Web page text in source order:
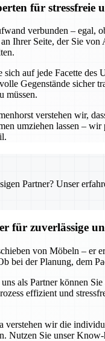
für stressfreie
verbunden – egal,
Ihrer Seite, der Sie
auf jede Facette
Gegenstände sicher
müssen.
verstehen wir,
umziehen lassen –
Partner? Unser
für zuverlässige
von Möbeln –
bei der Planung, dem
als Partner können
effizient und
wir die
Nutzen Sie unser